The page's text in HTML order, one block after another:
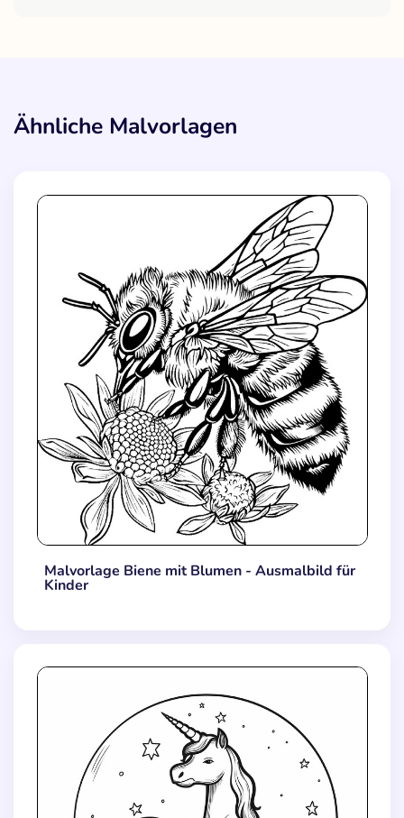
Ähnliche Malvorlagen
Malvorlage Biene mit Blumen - Ausmalbild für
Kinder